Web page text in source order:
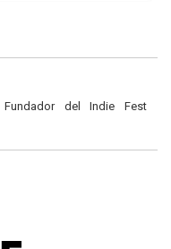
del Indie Fest